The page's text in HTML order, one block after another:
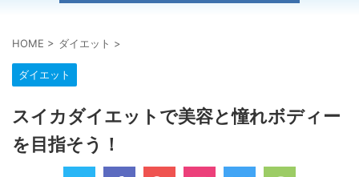
HOME > ダイエット >
ダイエット
スイカダイエットで美容と憧れボディー
を目指そう！